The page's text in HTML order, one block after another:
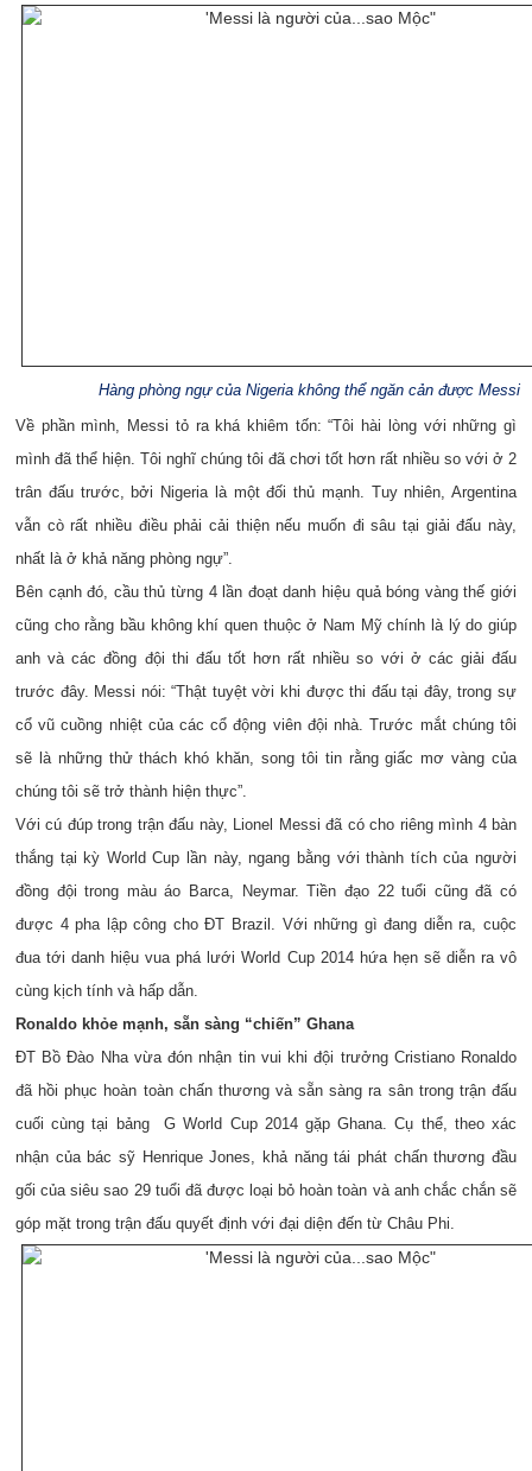
Hàng phòng ngự của Nigeria không thể ngăn cản được Messi
Về phần mình, Messi tỏ ra khá khiêm tốn: “Tôi hài lòng với những gì
mình đã thể hiện. Tôi nghĩ chúng tôi đã chơi tốt hơn rất nhiều so với ở 2
trân đấu trước, bởi Nigeria là một đối thủ mạnh. Tuy nhiên, Argentina
vẫn cò rất nhiều điều phải cải thiện nếu muốn đi sâu tại giải đấu này,
nhất là ở khả năng phòng ngự”.
Bên cạnh đó, cầu thủ từng 4 lần đoạt danh hiệu quả bóng vàng thế giới
cũng cho rằng bầu không khí quen thuộc ở Nam Mỹ chính là lý do giúp
anh và các đồng đội thi đấu tốt hơn rất nhiều so với ở các giải đấu
trước đây. Messi nói: “Thật tuyệt vời khi được thi đấu tại đây, trong sự
cổ vũ cuồng nhiệt của các cổ động viên đội nhà. Trước mắt chúng tôi
sẽ là những thử thách khó khăn, song tôi tin rằng giấc mơ vàng của
chúng tôi sẽ trở thành hiện thực”.
Với cú đúp trong trận đấu này, Lionel Messi đã có cho riêng mình 4 bàn
thắng tại kỳ World Cup lần này, ngang bằng với thành tích của người
đồng đội trong màu áo Barca, Neymar. Tiền đạo 22 tuổi cũng đã có
được 4 pha lập công cho ĐT Brazil. Với những gì đang diễn ra, cuộc
đua tới danh hiệu vua phá lưới World Cup 2014 hứa hẹn sẽ diễn ra vô
cùng kịch tính và hấp dẫn.
Ronaldo khỏe mạnh, sẵn sàng “chiến” Ghana
ĐT Bồ Đào Nha vừa đón nhận tin vui khi đội trưởng Cristiano Ronaldo
đã hồi phục hoàn toàn chấn thương và sẵn sàng ra sân trong trận đấu
cuối cùng tại bảng G World Cup 2014 gặp Ghana. Cụ thể, theo xác
nhận của bác sỹ Henrique Jones, khả năng tái phát chấn thương đầu
gối của siêu sao 29 tuổi đã được loại bỏ hoàn toàn và anh chắc chắn sẽ
góp mặt trong trận đấu quyết định với đại diện đến từ Châu Phi.